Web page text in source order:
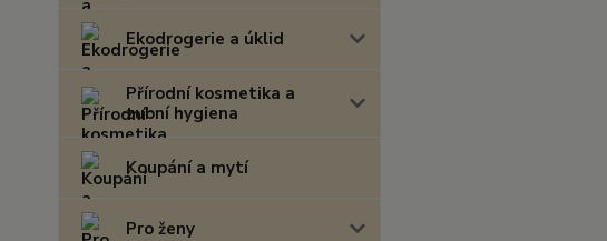
Ekodrogerie a úklid
Přírodní kosmetika a
zubní hygiena
Koupání a mytí
Pro ženy